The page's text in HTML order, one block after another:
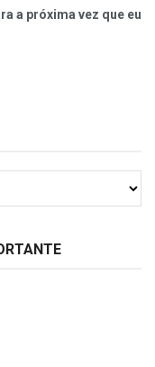
a próxima vez que eu